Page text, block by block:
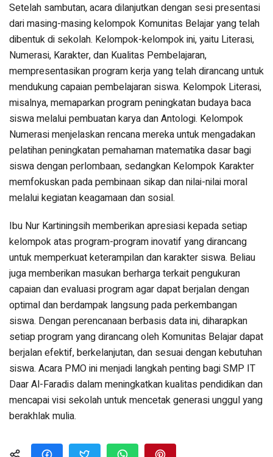
Setelah sambutan, acara dilanjutkan dengan sesi presentasi
dari masing-masing kelompok Komunitas Belajar yang telah
dibentuk di sekolah. Kelompok-kelompok ini, yaitu Literasi,
Numerasi, Karakter, dan Kualitas Pembelajaran,
mempresentasikan program kerja yang telah dirancang untuk
mendukung capaian pembelajaran siswa. Kelompok Literasi,
misalnya, memaparkan program peningkatan budaya baca
siswa melalui pembuatan karya dan Antologi. Kelompok
Numerasi menjelaskan rencana mereka untuk mengadakan
pelatihan peningkatan pemahaman matematika dasar bagi
siswa dengan perlombaan, sedangkan Kelompok Karakter
memfokuskan pada pembinaan sikap dan nilai-nilai moral
melalui kegiatan keagamaan dan sosial.
Ibu Nur Kartiningsih memberikan apresiasi kepada setiap
kelompok atas program-program inovatif yang dirancang
untuk memperkuat keterampilan dan karakter siswa. Beliau
juga memberikan masukan berharga terkait pengukuran
capaian dan evaluasi program agar dapat berjalan dengan
optimal dan berdampak langsung pada perkembangan
siswa. Dengan perencanaan berbasis data ini, diharapkan
setiap program yang dirancang oleh Komunitas Belajar dapat
berjalan efektif, berkelanjutan, dan sesuai dengan kebutuhan
siswa. Acara PMO ini menjadi langkah penting bagi SMP IT
Daar Al-Faradis dalam meningkatkan kualitas pendidikan dan
mencapai visi sekolah untuk mencetak generasi unggul yang
berakhlak mulia.